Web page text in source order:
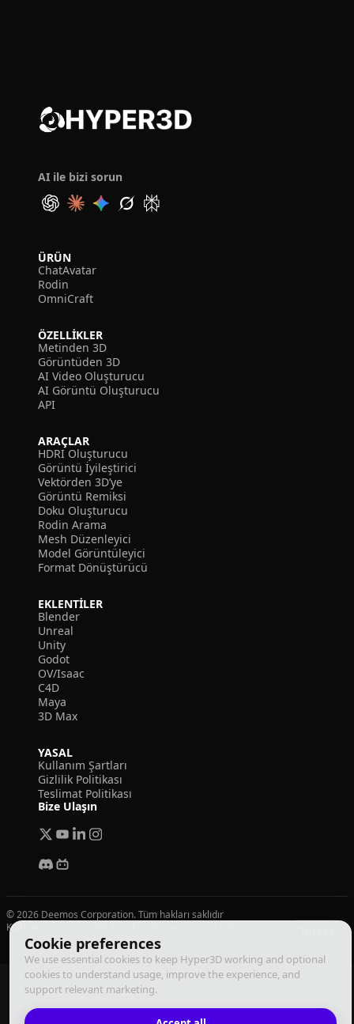
Cookie preferences
We use essential cookies to keep Hyper3D working and optional
cookies to understand usage, improve the experience, and
support relevant marketing.
AI ile bizi sorun
ÜRÜN
ChatAvatar
Rodin
OmniCraft
ÖZELLIKLER
Metinden 3D
Görüntüden 3D
AI Video Oluşturucu
AI Görüntü Oluşturucu
API
ARAÇLAR
HDRI Oluşturucu
Görüntü İyileştirici
Vektörden 3D’ye
Görüntü Remiksi
Doku Oluşturucu
Rodin Arama
Mesh Düzenleyici
Model Görüntüleyici
Format Dönüştürücü
EKLENTILER
Blender
Unreal
Unity
Godot
OV/Isaac
C4D
Maya
3D Max
YASAL
Kullanım Şartları
Gizlilik Politikası
Teslimat Politikası
Bize Ulaşın
© 2026 Deemos Corporation. Tüm hakları saklıdır
Kullanım Şartları